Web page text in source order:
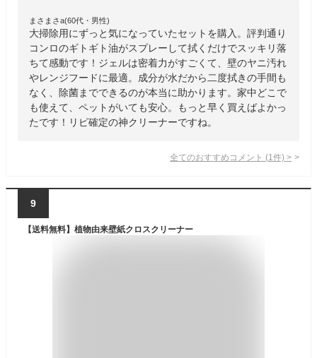
まさまさa(60代・男性)
大掃除用にずっと気になっていたセットを購入。評判通り
コンロのギトギト油がスプレーして拭くだけでスッキリ落
ちて感動です！ジェルは密着力がすごくて、壁のヤニ汚れ
やレンジフードに最適。成分が水だから二度拭きの手間も
なく、除菌までできるのが本当に助かります。家中どこで
も使えて、ペットがいても安心。もっと早く買えばよかっ
たです！リピ確定の神クリーナーですね。
全てのおすすめコメント (1 件) >
9
【送料無料】植物由来壁紙クロスクリーナー